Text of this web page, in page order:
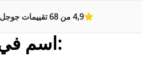
4,9 من 68 تقييمات جوجل
:اسم